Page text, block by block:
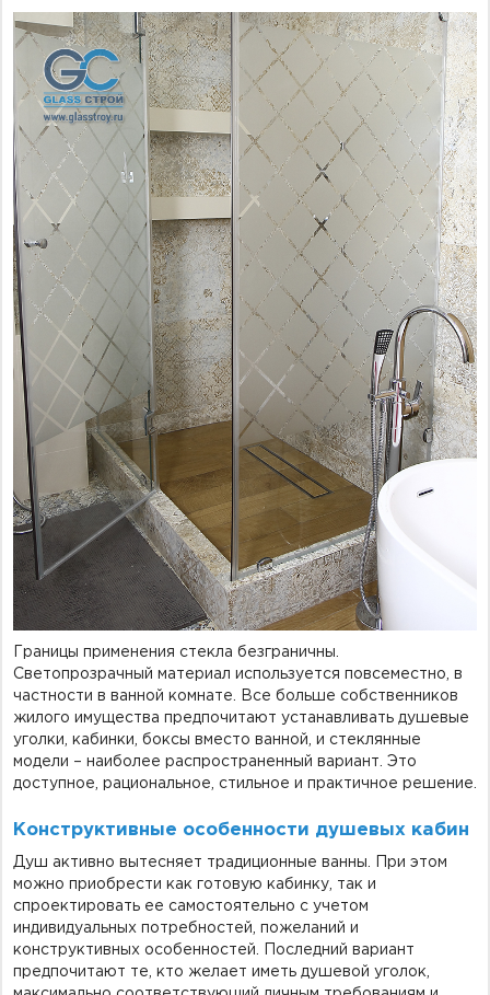
Границы применения стекла безграничны.
Светопрозрачный материал используется повсеместно, в
частности в ванной комнате. Все больше собственников
жилого имущества предпочитают устанавливать душевые
уголки, кабинки, боксы вместо ванной, и стеклянные
модели – наиболее распространенный вариант. Это
доступное, рациональное, стильное и практичное решение.
Конструктивные особенности душевых кабин
Душ активно вытесняет традиционные ванны. При этом
можно приобрести как готовую кабинку, так и
спроектировать ее самостоятельно с учетом
индивидуальных потребностей, пожеланий и
конструктивных особенностей. Последний вариант
предпочитают те, кто желает иметь душевой уголок,